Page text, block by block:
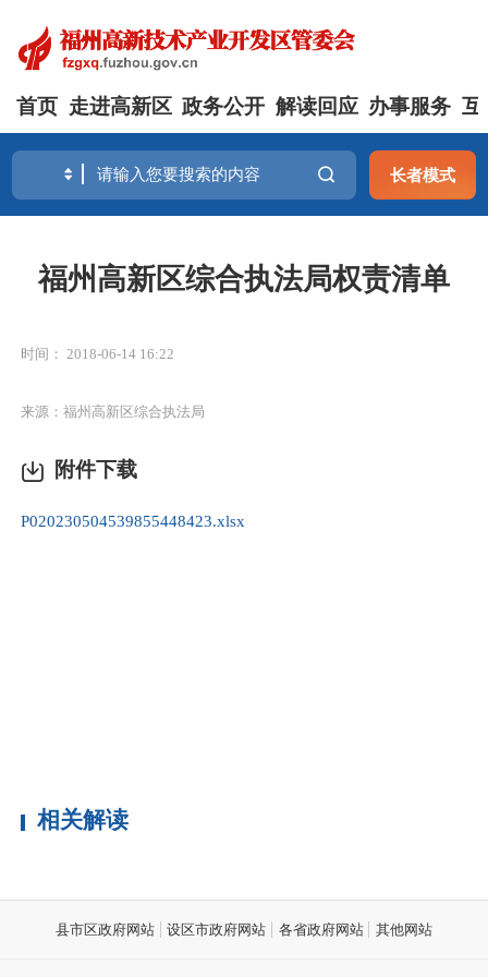
首页 走进高新区 政务公开 解读回应 办事服务 互
长者模式
福州高新区综合执法局权责清单
时间： 2018-06-14 16:22
来源：福州高新区综合执法局
附件下载
P020230504539855448423.xlsx
相关解读
县市区政府网站 设区市政府网站 各省政府网站 其他网站